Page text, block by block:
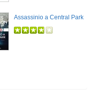
Assassinio a Central Park